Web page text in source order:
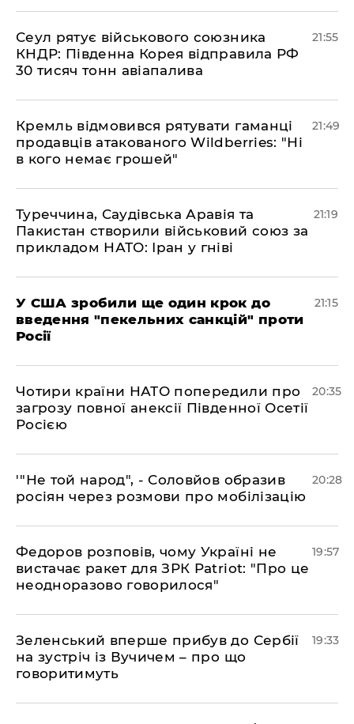
​Сеул рятує військового союзника
КНДР: Південна Корея відправила РФ
30 тисяч тонн авіапалива
21:55
​Кремль відмовився рятувати гаманці
продавців атакованого Wildberries: "Ні
в кого немає грошей"
21:49
​Туреччина, Саудівська Аравія та
Пакистан створили військовий союз за
прикладом НАТО: Іран у гніві
21:19
​У США зробили ще один крок до
введення "пекельних санкцій" проти
Росії
21:15
​Чотири країни НАТО попередили про
загрозу повної анексії Південної Осетії
Росією
20:35
​'"Не той народ", - Соловйов образив
росіян через розмови про мобілізацію
20:28
​Федоров розповів, чому Україні не
вистачає ракет для ЗРК Patriot: "Про це
неодноразово говорилося"
19:57
​Зеленський вперше прибув до Сербії
на зустріч із Вучичем – про що
говоритимуть
19:33